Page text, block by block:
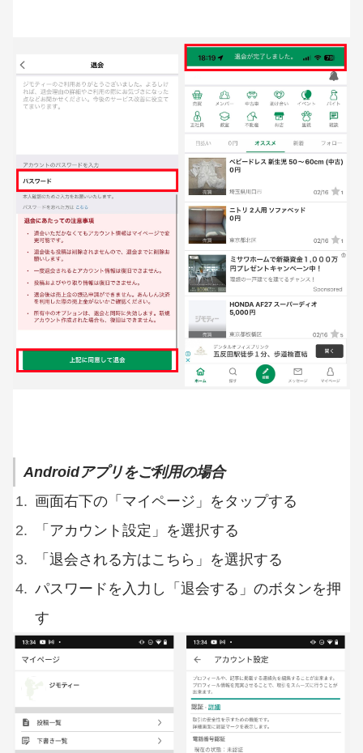
Androidアプリをご利用の場合
画面右下の「マイページ」をタップする
「アカウント設定」を選択する
「退会される方はこちら」を選択する
パスワードを入力し「退会する」のボタンを押
す